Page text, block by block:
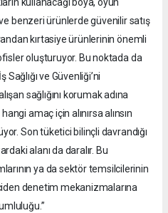
ve benzeri ürünlerde güvenilir satış
kırtasiye ürünlerinin önemli
oluşturuyor. Bu noktada da
ve Güvenliği’ni
sağlığını korumak adına
amaç için alınırsa alınsın
Son tüketici bilinçli davrandığı
alanı da daralır. Bu
ya da sektör temsilcilerinin
denetim mekanizmalarına